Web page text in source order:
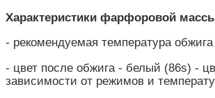
Характеристики фарфоровой
- рекомендуемая температура
- цвет после обжига - белый (86s) -
зависимости от режимов и